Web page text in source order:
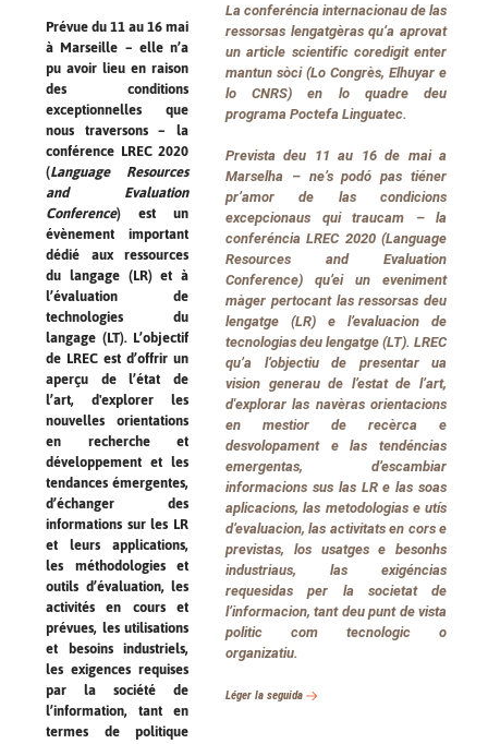
Prévue du 11 au 16 mai
à Marseille – elle n’a
pu avoir lieu en raison
des conditions
exceptionnelles que
nous traversons – la
conférence LREC 2020
(Language Resources
and Evaluation
Conference) est un
évènement important
dédié aux ressources
du langage (LR) et à
l’évaluation de
technologies du
langage (LT). L’objectif
de LREC est d’offrir un
aperçu de l’état de
l’art, d'explorer les
nouvelles orientations
en recherche et
développement et les
tendances émergentes,
d’échanger des
informations sur les LR
et leurs applications,
les méthodologies et
outils d’évaluation, les
activités en cours et
prévues, les utilisations
et besoins industriels,
les exigences requises
par la société de
l’information, tant en
termes de politique
La conferéncia internacionau de las
ressorsas lengatgèras qu’a aprovat
un article scientific coredigit enter
mantun sòci (Lo Congrès, Elhuyar e
lo CNRS) en lo quadre deu
programa Poctefa Linguatec.
Prevista deu 11 au 16 de mai a
Marselha – ne’s podó pas tiéner
pr’amor de las condicions
excepcionaus qui traucam – la
conferéncia LREC 2020 (Language
Resources and Evaluation
Conference) qu’ei un eveniment
màger pertocant las ressorsas deu
lengatge (LR) e l’evaluacion de
tecnologias deu lengatge (LT). LREC
qu’a l’objectiu de presentar ua
vision generau de l’estat de l’art,
d'explorar las navèras orientacions
en mestior de recèrca e
desvolopament e las tendéncias
emergentas, d’escambiar
informacions sus las LR e las soas
aplicacions, las metodologias e utís
d’evaluacion, las activitats en cors e
previstas, los usatges e besonhs
industriaus, las exigéncias
requesidas per la societat de
l’informacion, tant deu punt de vista
politic com tecnologic o
organizatiu.
Léger la seguida